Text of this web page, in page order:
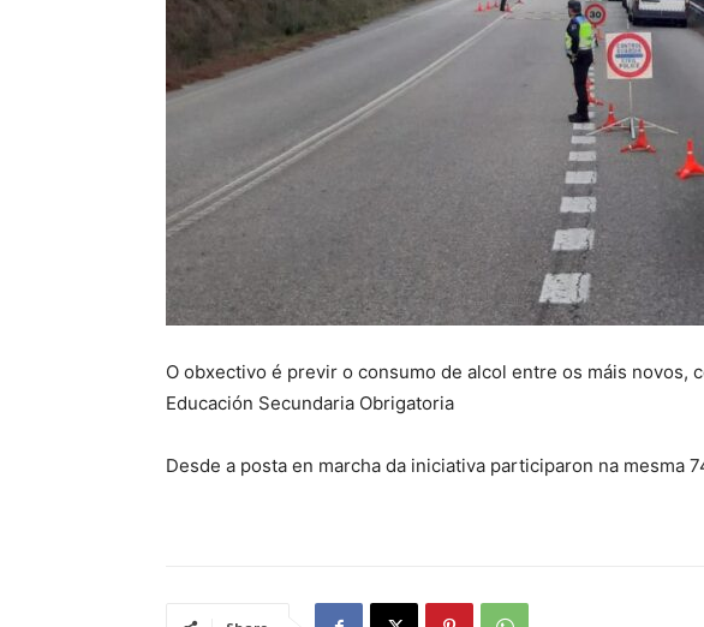
O obxectivo é previr o consumo de alcol entre os máis novos,
Educación Secundaria Obrigatoria
Desde a posta en marcha da iniciativa participaron na mesma